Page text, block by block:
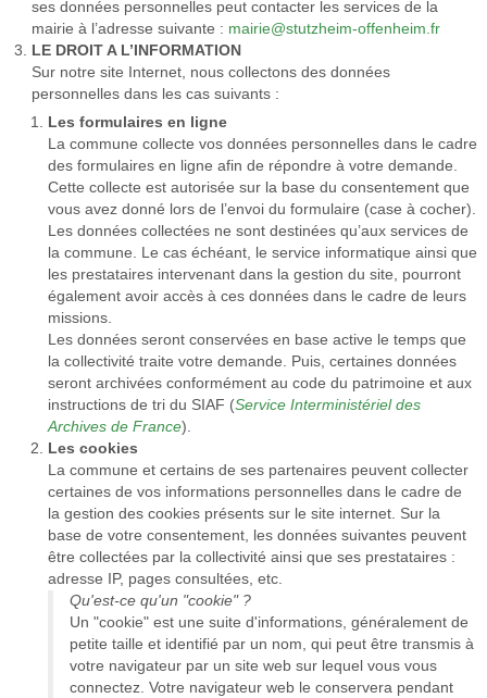
ses données personnelles peut contacter les services de la
mairie à l’adresse suivante : mairie@stutzheim-offenheim.fr
LE DROIT A L’INFORMATION
Sur notre site Internet, nous collectons des données
personnelles dans les cas suivants :
Les formulaires en ligne
La commune collecte vos données personnelles dans le cadre
des formulaires en ligne afin de répondre à votre demande.
Cette collecte est autorisée sur la base du consentement que
vous avez donné lors de l’envoi du formulaire (case à cocher).
Les données collectées ne sont destinées qu’aux services de
la commune. Le cas échéant, le service informatique ainsi que
les prestataires intervenant dans la gestion du site, pourront
également avoir accès à ces données dans le cadre de leurs
missions.
Les données seront conservées en base active le temps que
la collectivité traite votre demande. Puis, certaines données
seront archivées conformément au code du patrimoine et aux
instructions de tri du SIAF (Service Interministériel des
Archives de France).
Les cookies
La commune et certains de ses partenaires peuvent collecter
certaines de vos informations personnelles dans le cadre de
la gestion des cookies présents sur le site internet. Sur la
base de votre consentement, les données suivantes peuvent
être collectées par la collectivité ainsi que ses prestataires :
adresse IP, pages consultées, etc.
Qu'est-ce qu'un "cookie" ?
Un "cookie" est une suite d'informations, généralement de
petite taille et identifié par un nom, qui peut être transmis à
votre navigateur par un site web sur lequel vous vous
connectez. Votre navigateur web le conservera pendant